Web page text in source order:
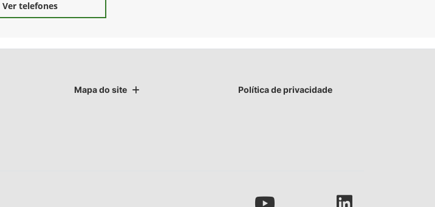
Ver telefones
Mapa do site Política de privacidade